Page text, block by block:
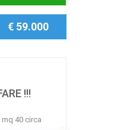
€ 59.000
!!!
mq 40 circa